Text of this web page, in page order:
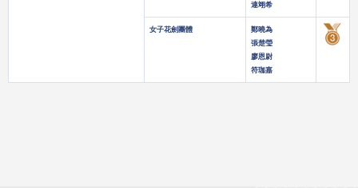
連翊希
女子花劍團體
鄭曉為
張楚瑩
廖恩尉
符珈嘉